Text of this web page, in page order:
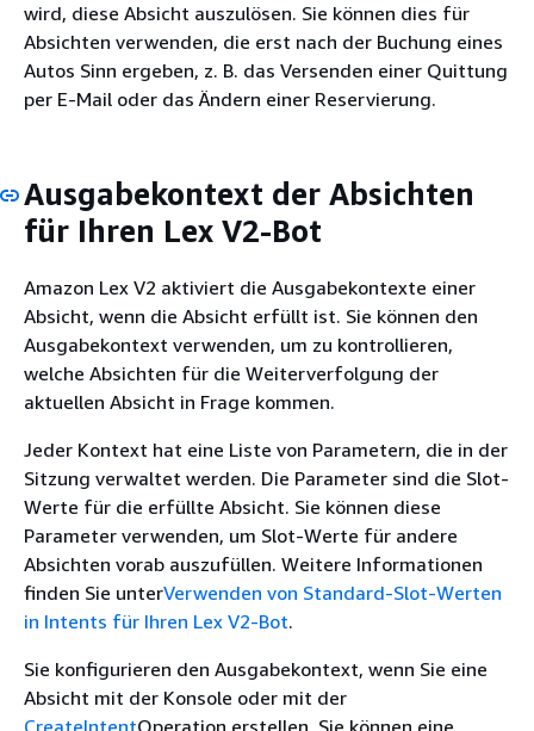
wird, diese Absicht auszulösen. Sie können dies für
Absichten verwenden, die erst nach der Buchung eines
Autos Sinn ergeben, z. B. das Versenden einer Quittung
per E-Mail oder das Ändern einer Reservierung.
Ausgabekontext der Absichten
für Ihren Lex V2-Bot
Amazon Lex V2 aktiviert die Ausgabekontexte einer
Absicht, wenn die Absicht erfüllt ist. Sie können den
Ausgabekontext verwenden, um zu kontrollieren,
welche Absichten für die Weiterverfolgung der
aktuellen Absicht in Frage kommen.
Jeder Kontext hat eine Liste von Parametern, die in der
Sitzung verwaltet werden. Die Parameter sind die Slot-
Werte für die erfüllte Absicht. Sie können diese
Parameter verwenden, um Slot-Werte für andere
Absichten vorab auszufüllen. Weitere Informationen
finden Sie unterVerwenden von Standard-Slot-Werten
in Intents für Ihren Lex V2-Bot.
Sie konfigurieren den Ausgabekontext, wenn Sie eine
Absicht mit der Konsole oder mit der
CreateIntentOperation erstellen. Sie können eine